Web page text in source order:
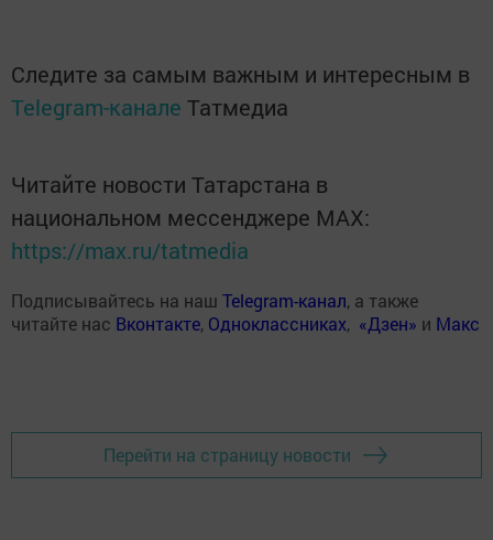
Следите за самым важным и интересным в
Telegram-канале Татмедиа
Читайте новости Татарстана в
национальном мессенджере MАХ:
https://max.ru/tatmedia
Подписывайтесь на наш Telegram-канал, а также
читайте нас Вконтакте, Одноклассниках, «Дзен» и Макс
Перейти на страницу новости